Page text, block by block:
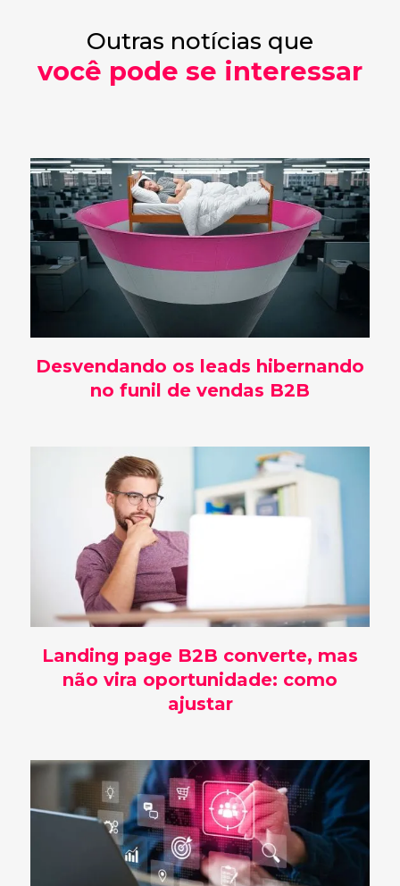
Outras notícias que
você pode se interessar
Desvendando os leads hibernando
no funil de vendas B2B
Landing page B2B converte, mas
não vira oportunidade: como
ajustar